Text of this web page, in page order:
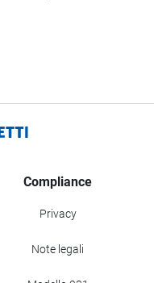
Compliance
Privacy
Note legali